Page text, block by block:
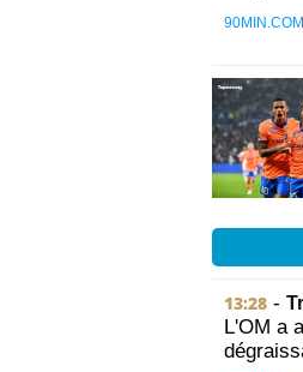
90MIN.COM
13:28 -
L'OM a